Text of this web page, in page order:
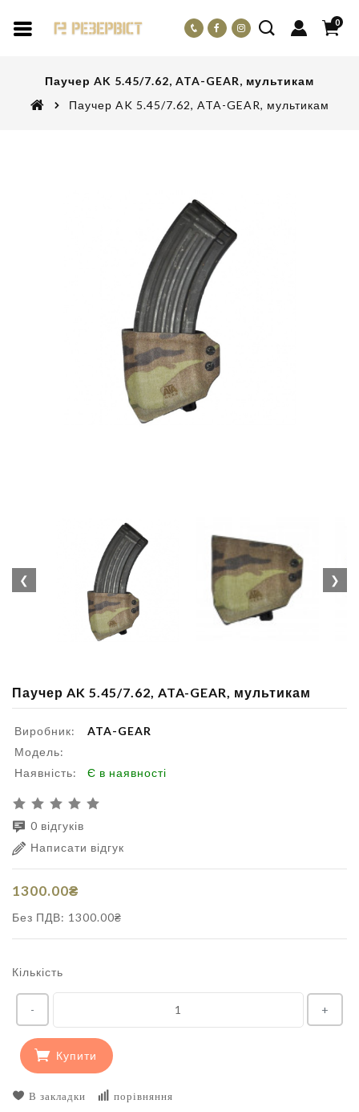
0
Паучер AK 5.45/7.62, ATA-GEAR, мультикам
Паучер AK 5.45/7.62, ATA-GEAR, мультикам
❮ ❯
Паучер AK 5.45/7.62, ATA-GEAR, мультикам
Виробник:
ATA-GEAR
Модель:
Наявність:
Є в наявності
0 відгуків
Написати відгук
1300.00₴
Без ПДВ: 1300.00₴
Кількість
- +
Купити
В закладки порівняння